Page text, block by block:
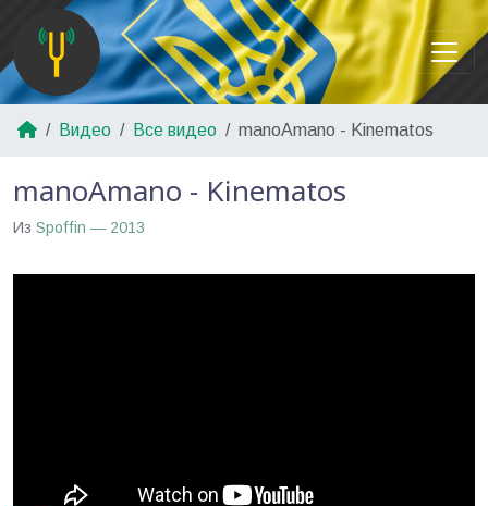
Видео Все видео manoAmano - Kinematos
manoAmano - Kinematos
Из Spoffin — 2013